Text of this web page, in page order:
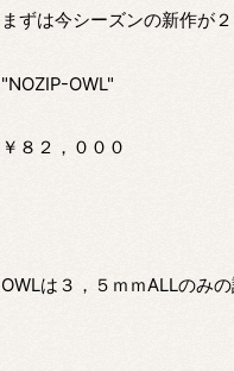
まずは今シーズンの新作が
"NOZIP-OWL"
￥８２，０００
OWLは３，５ｍｍALLのみ